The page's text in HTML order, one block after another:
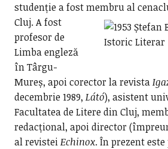
studenție a fost membru al
Cluj.A fost
profesor de
Limba engleză
în Târgu-
Mureș, apoi corector la revista
decembrie 1989, Látó), asistent
Facultatea de Litere din Cluj,
redacțional, apoi director
al revisteiEchinox. În prezent